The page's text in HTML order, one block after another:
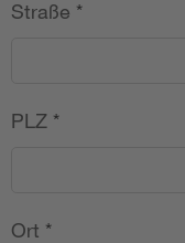
Straße *
PLZ *
Ort *